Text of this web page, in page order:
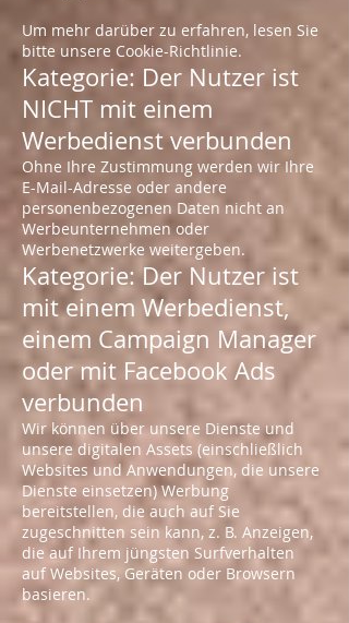
Um mehr darüber zu erfahren, lesen Sie
bitte unsere Cookie-Richtlinie.
Kategorie: Der Nutzer ist
NICHT mit einem
Werbedienst verbunden
Ohne Ihre Zustimmung werden wir Ihre
E-Mail-Adresse oder andere
personenbezogenen Daten nicht an
Werbeunternehmen oder
Werbenetzwerke weitergeben.
Kategorie: Der Nutzer ist
mit einem Werbedienst,
einem Campaign Manager
oder mit Facebook Ads
verbunden
Wir können über unsere Dienste und
unsere digitalen Assets (einschließlich
Websites und Anwendungen, die unsere
Dienste einsetzen) Werbung
bereitstellen, die auch auf Sie
zugeschnitten sein kann, z. B. Anzeigen,
die auf Ihrem jüngsten Surfverhalten
auf Websites, Geräten oder Browsern
basieren.